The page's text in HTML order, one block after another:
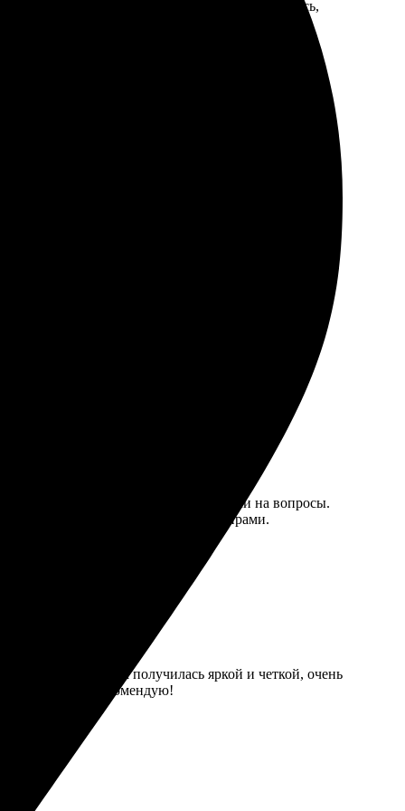
формат, оформила заказ. Оперативно связались,
всем!
и насыщенные. Всё сделано аккуратно, картинка
шикарной!
отработала отлично, быстро ответили на вопросы.
обращаться сюда за фотосувенирами.
фото. Картинка получилась яркой и четкой, очень
уровне, рекомендую!